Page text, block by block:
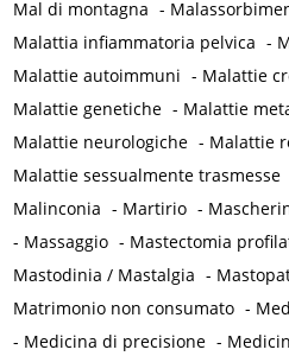
Mal di montagna -
Malattia infiammatoria pelvica -
Malattie autoimmuni - Malattie
Malattie genetiche - Malattie
Malattie neurologiche - Malattie
Malattie sessualmente trasmesse
Malinconia - Martirio -
- Massaggio - Mastectomia
Mastodinia / Mastalgia -
Matrimonio non consumato -
- Medicina di precisione -